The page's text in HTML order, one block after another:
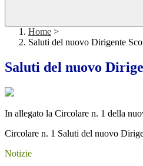
Home >
Saluti del nuovo Dirigente
Saluti del nuovo
In allegato la Circolare n. 1 della
Circolare n. 1 Saluti del nuovo
Notizie